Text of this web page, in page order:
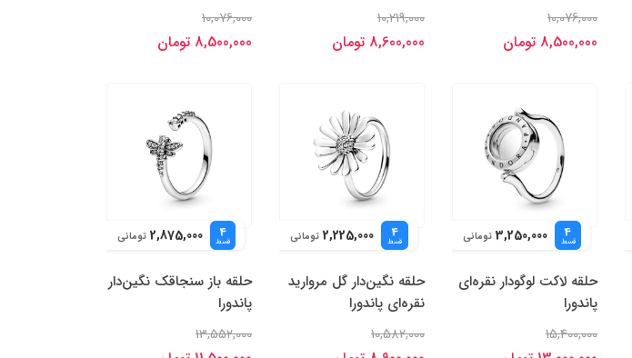
10,076,000
8,500,000 تومان
10,219,000
8,600,000 تومان
10,076,000
8,500,000 تومان
4
قسط 3,250,000 تومانی
حلقه لاکت لوگودار نقره‌ای
پاندورا
15,400,000
4
قسط 2,225,000 تومانی
حلقه نگین‌دار گل مروارید
نقره‌ای پاندورا
10,582,000
4
قسط 2,875,000 تومانی
حلقه باز سنجاقک نگین‌دار
پاندورا
13,552,000